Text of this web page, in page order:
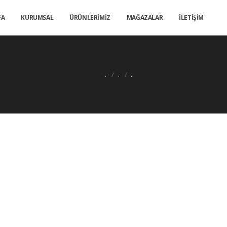
KURUMSAL ÜRÜNLERİMİZ MAĞAZALAR İLETİŞİM
. . .